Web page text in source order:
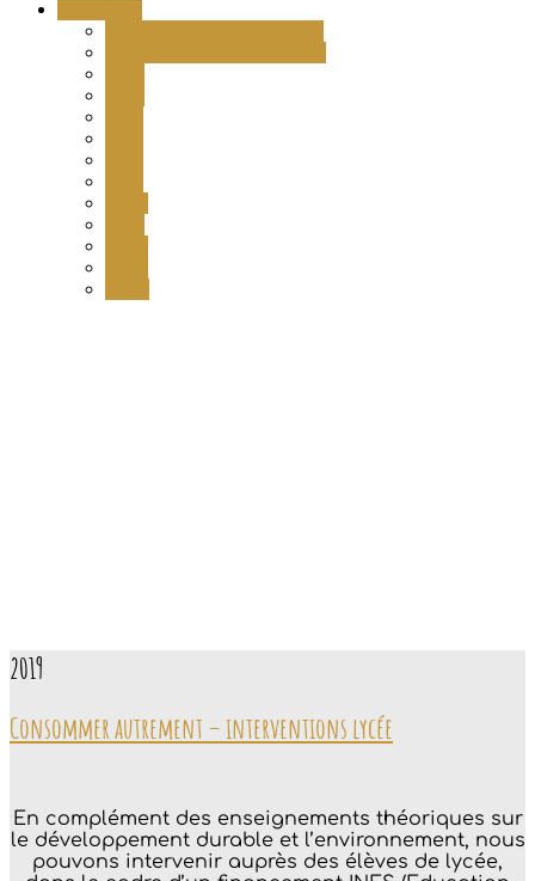
2019
Consommer autrement – interventions lycée
En complément des enseignements théoriques sur
le développement durable et l’environnement, nous
pouvons intervenir auprès des élèves de lycée,